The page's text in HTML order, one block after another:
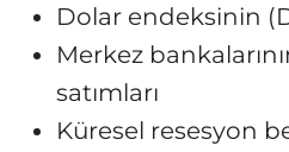
Dolar endeksinin
Merkez
satımları
Küresel resesyon